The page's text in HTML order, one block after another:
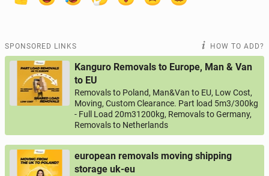
SPONSORED LINKS HOW TO ADD?
Kanguro Removals to Europe, Man & Van
to EU
Removals to Poland, Man&Van to EU, Low Cost,
Moving, Custom Clearance. Part load 5m3/300kg
- Full Load 20m31200kg, Removals to Germany,
Removals to Netherlands
european removals moving shipping
storage uk-eu